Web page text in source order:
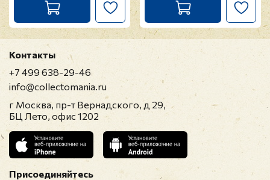
Контакты
+7 499 638-29-46
info@collectomania.ru
г Москва, пр-т Вернадского, д 29,
БЦ Лето, офис 1202
Присоединяйтесь